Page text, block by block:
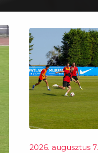
2026. augusztus 7.